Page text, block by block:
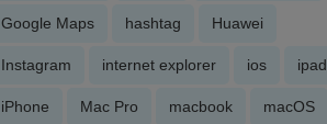
Google Maps hashtag Huawei
Instagram internet explorer ios ipad
iPhone Mac Pro macbook macOS